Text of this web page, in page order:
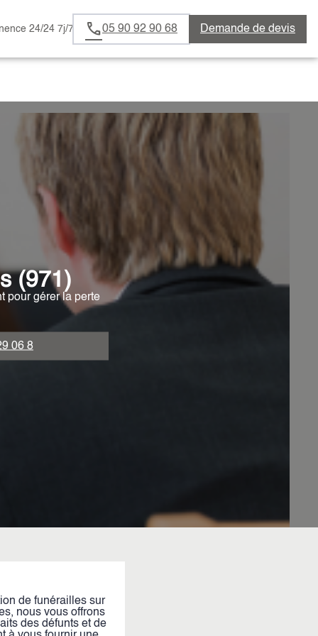
24/24 7j/7 05 90 92 90 68 Demande de devis
(971)
pour gérer la perte
06 8
de funérailles sur
nous vous offrons
des défunts et de